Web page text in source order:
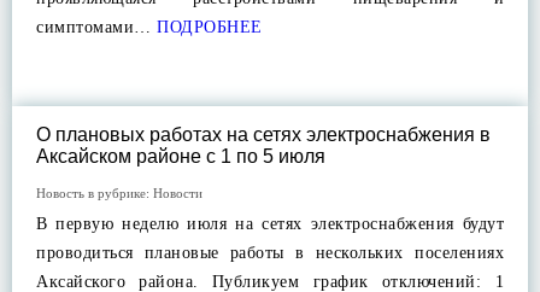
симптомами… ПОДРОБНЕЕ
О плановых работах на сетях электроснабжения в
Аксайском районе с 1 по 5 июля
Новость в рубрике: Новости
В первую неделю июля на сетях электроснабжения будут
проводиться плановые работы в нескольких поселениях
Аксайского района. Публикуем график отключений: 1